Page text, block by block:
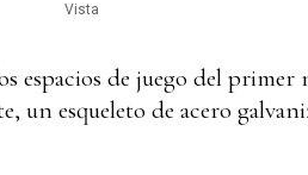
Vista
espacios de juego del primer
un esqueleto de acero